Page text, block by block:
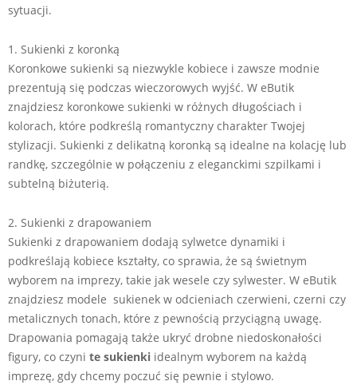
sytuacji.
1. Sukienki z koronką
Koronkowe sukienki są niezwykle kobiece i zawsze modnie
prezentują się podczas wieczorowych wyjść. W eButik
znajdziesz koronkowe sukienki w różnych długościach i
kolorach, które podkreślą romantyczny charakter Twojej
stylizacji. Sukienki z delikatną koronką są idealne na kolację lub
randkę, szczególnie w połączeniu z eleganckimi szpilkami i
subtelną biżuterią.
2. Sukienki z drapowaniem
Sukienki z drapowaniem dodają sylwetce dynamiki i
podkreślają kobiece kształty, co sprawia, że są świetnym
wyborem na imprezy, takie jak wesele czy sylwester. W eButik
znajdziesz modele sukienek w odcieniach czerwieni, czerni czy
metalicznych tonach, które z pewnością przyciągną uwagę.
Drapowania pomagają także ukryć drobne niedoskonałości
figury, co czyni te sukienki idealnym wyborem na każdą
imprezę, gdy chcemy poczuć się pewnie i stylowo.